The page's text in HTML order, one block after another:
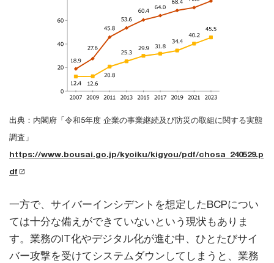
出典：内閣府「令和5年度 企業の事業継続及び防災の取組に関する実態
調査」
https://www.bousai.go.jp/kyoiku/kigyou/pdf/chosa_240529.p
df
一方で、サイバーインシデントを想定したBCPについ
ては十分な備えができていないという現状もありま
す。業務のIT化やデジタル化が進む中、ひとたびサイ
バー攻撃を受けてシステムダウンしてしまうと、業務